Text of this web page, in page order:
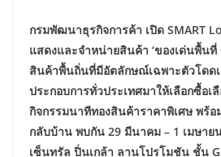
กรมพัฒนาธุรกิจการค้า เปิด SMART
แสดงและจำหน่ายสินค้า ‘ของเด่นพื้นที่
สินค้าพื้นถิ่นที่มีอัตลักษณ์เฉพาะตัวโดด
ประกอบการทั่วประเทศมาให้เลือกซื้อเ
กิจกรรมนาทีทองสินค้าราคาพิเศษ พร้
กลับบ้าน พบกัน 29 มีนาคม – 1 เมษา
เซ็นทรัล ปิ่นเกล้า ลานโปรโมชัน ชั้น